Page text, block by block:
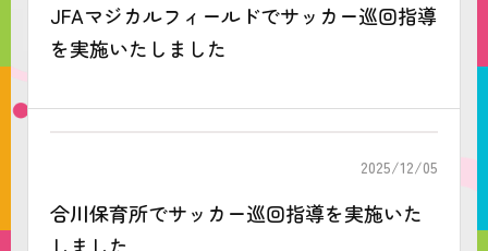
JFAマジカルフィールドでサッカー巡回指導
を実施いたしました
2025/12/05
合川保育所でサッカー巡回指導を実施いた